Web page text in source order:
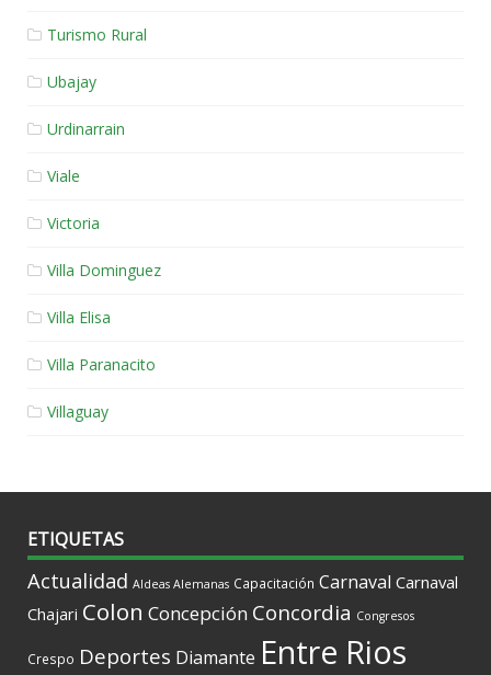
Turismo Rural
Ubajay
Urdinarrain
Viale
Victoria
Villa Dominguez
Villa Elisa
Villa Paranacito
Villaguay
ETIQUETAS
Actualidad Aldeas Alemanas Capacitación Carnaval Carnaval
Chajari Colon Concepción Concordia Congresos
Crespo Deportes Diamante Entre Rios